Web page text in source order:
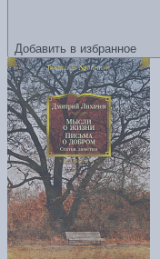
Добавить в избранное